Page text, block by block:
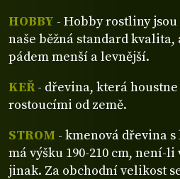
HOBBY - Hobby rostliny
naše běžná standard
pádem menší a levnější.
KEŘ- dřevina, která
rostoucími od země.
STROM - kmenová dřevina
má výšku 190-210 cm, není-
jinak. Za obchodní velikost